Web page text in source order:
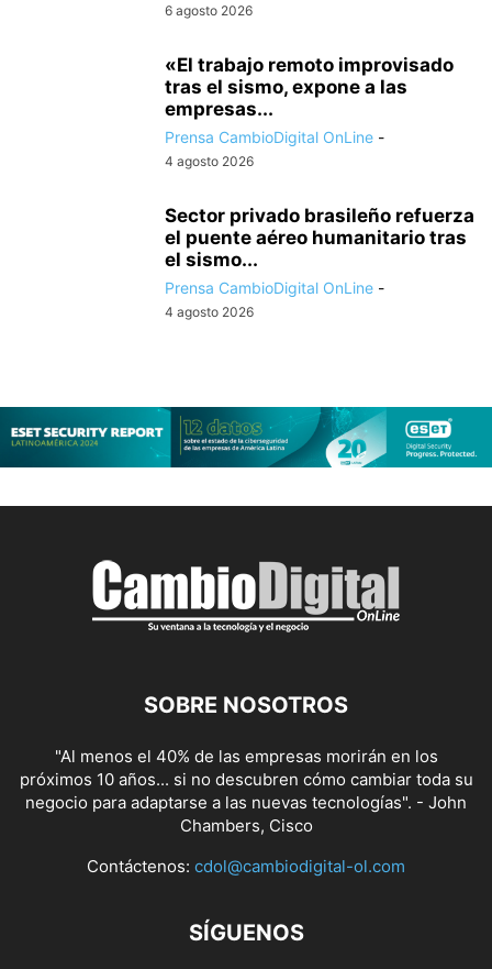
6 agosto 2026
«El trabajo remoto improvisado
tras el sismo, expone a las
empresas...
Prensa CambioDigital OnLine -
4 agosto 2026
Sector privado brasileño refuerza
el puente aéreo humanitario tras
el sismo...
Prensa CambioDigital OnLine -
4 agosto 2026
SOBRE NOSOTROS
"Al menos el 40% de las empresas morirán en los
próximos 10 años... si no descubren cómo cambiar toda su
negocio para adaptarse a las nuevas tecnologías". - John
Chambers, Cisco
Contáctenos: cdol@cambiodigital-ol.com
SÍGUENOS